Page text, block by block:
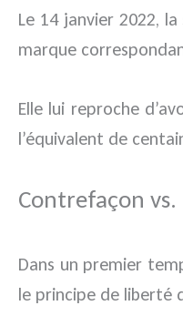
Le 14 janvier 2022,
marque
Elle lui reproche
l’équivalent de
Contrefaçon
Dans un premier
le principe de liberté